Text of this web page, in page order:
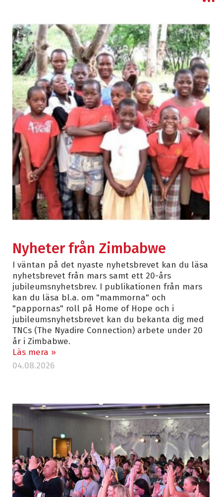
Nyheter från Zimbabwe
I väntan på det nyaste nyhetsbrevet kan du läsa
nyhetsbrevet från mars samt ett 20-års
jubileumsnyhetsbrev. I publikationen från mars
kan du läsa bl.a. om "mammorna" och
"pappornas" roll på Home of Hope och i
jubileumsnyhetsbrevet kan du bekanta dig med
TNCs (The Nyadire Connection) arbete under 20
år i Zimbabwe.
Läs mera »
04.08.2026